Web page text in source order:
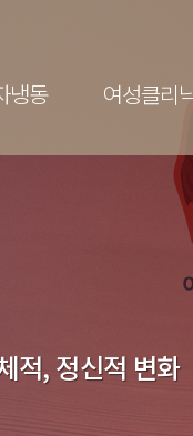
냉동 여성클리
난자냉동
난자냉동
적, 정신적 변화